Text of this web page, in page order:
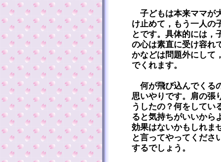
子どもは本来ママが
け止めて，もう一人の
とです。具体的には，
の心は素直に受け容れ
かなどは問題外にして
でくれます。
何が飛び込んでくる
思いやりです。肩の張
うしたの？何をしてい
ると気持ちがいいか
効果はないかもしれま
と言ってやってくださ
するでしょう。